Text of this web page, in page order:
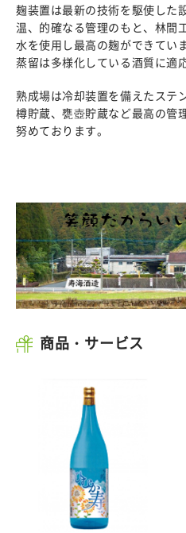
麹装置は最新の技術を駆使した
温、的確なる管理のもと、林間
水を使用し最高の麹ができていま
蒸留は多様化している酒質に適
熟成場は冷却装置を備えたステ
樽貯蔵、甕壺貯蔵など最高の管
努めております。
商品・サービス